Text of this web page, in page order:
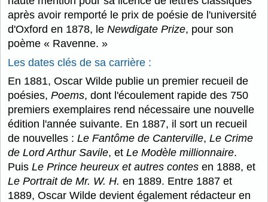
après avoir remporté le prix de poésie de l'université
d'Oxford en 1878, le Newdigate Prize, pour son
poème « Ravenne. »
Les dates clés de sa carrière :
En 1881, Oscar Wilde publie un premier recueil de
poésies, Poems, dont l'écoulement rapide des 750
premiers exemplaires rend nécessaire une nouvelle
édition l'année suivante. En 1887, il sort un recueil
de nouvelles : Le Fantôme de Canterville, Le Crime
de Lord Arthur Savile, et Le Modèle millionnaire.
Puis Le Prince heureux et autres contes en 1888, et
Le Portrait de Mr. W. H. en 1889. Entre 1887 et
1889, Oscar Wilde devient également rédacteur en